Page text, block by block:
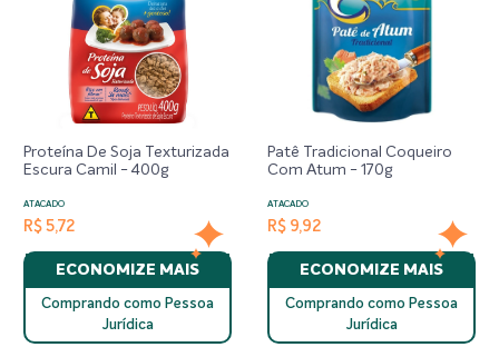
Proteína De Soja Texturizada
Escura Camil - 400g
ATACADO
R$ 5,72
ECONOMIZE MAIS
Comprando como Pessoa
Jurídica
Patê Tradicional Coqueiro
Com Atum - 170g
ATACADO
R$ 9,92
ECONOMIZE MAIS
Comprando como Pessoa
Jurídica